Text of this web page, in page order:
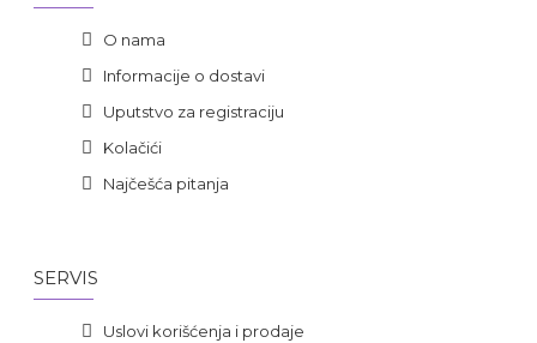
O nama
Informacije o dostavi
Uputstvo za registraciju
Kolačići
Najčešća pitanja
SERVIS
Uslovi korišćenja i prodaje